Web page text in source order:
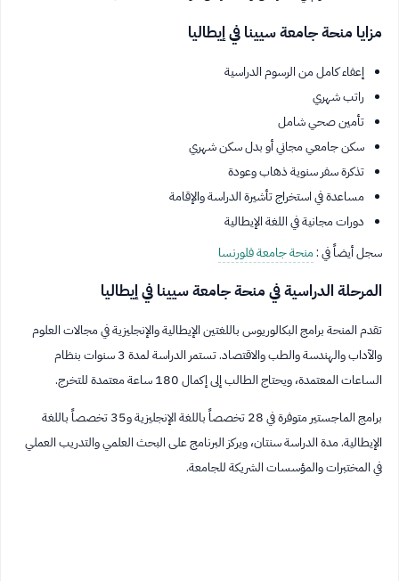
مزايا منحة جامعة سيينا في إيطاليا
إعفاء كامل من الرسوم الدراسية
راتب شهري
تأمين صحي شامل
سكن جامعي مجاني أو بدل سكن شهري
تذكرة سفر سنوية ذهاب وعودة
مساعدة في استخراج تأشيرة الدراسة والإقامة
دورات مجانية في اللغة الإيطالية
سجل أيضاً في :منحة جامعة فلورنسا
المرحلة الدراسية في منحة جامعة سيينا في إيطاليا
تقدم المنحة برامج البكالوريوس باللغتين الإيطالية والإنجليزية في مجالات العلوم
والآداب والهندسة والطب والاقتصاد. تستمر الدراسة لمدة 3 سنوات بنظام
الساعات المعتمدة، ويحتاج الطالب إلى إكمال 180 ساعة معتمدة للتخرج.
برامج الماجستير متوفرة في 28 تخصصاً باللغة الإنجليزية و35 تخصصاً باللغة
الإيطالية. مدة الدراسة سنتان، ويركز البرنامج على البحث العلمي والتدريب العملي
في المختبرات والمؤسسات الشريكة للجامعة.